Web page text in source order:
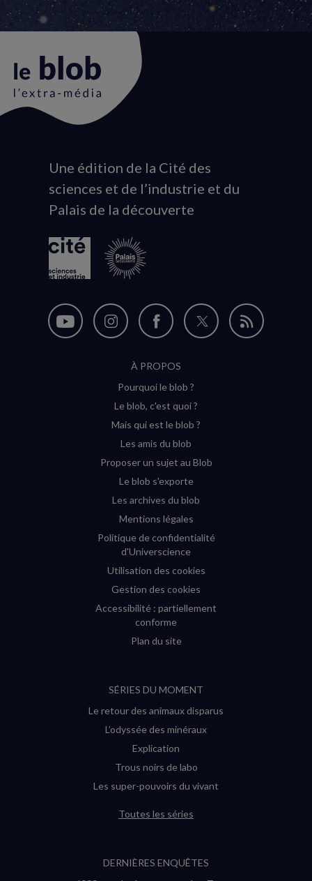
Animation
du
logo
Une édition de la Cité des
sciences et de l’industrie et du
Palais de la découverte
Nous
Nous
Instagram
(nouvelle
Nous
sur
Facebook
(nouvelle
Nous
Flux
À PROPOS
Pourquoi le blob ?
Le blob, c'est quoi ?
Mais qui est le blob ?
Les amis du blob
Proposer un sujet au Blob
Le blob s'exporte
Les archives du blob
Mentions légales
Politique de confidentialité
d'Universcience
Utilisation des cookies
Gestion des cookies
Accessibilité : partiellement
conforme
Plan du site
SÉRIES DU MOMENT
Le retour des animaux disparus
L’odyssée des minéraux
Explication
Trous noirs de labo
Les super-pouvoirs du vivant
Toutes les séries
DERNIÈRES ENQUÊTES